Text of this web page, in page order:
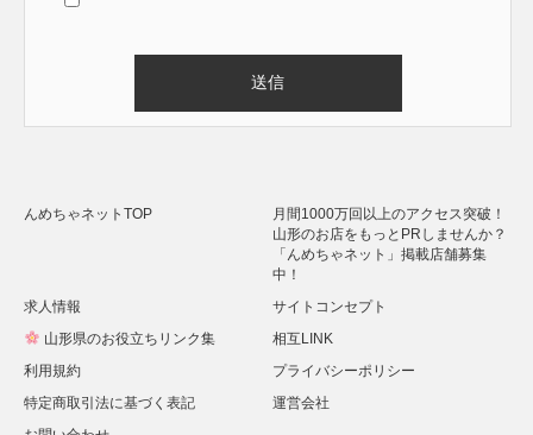
んめちゃネットTOP
月間1000万回以上のアクセス突破！
山形のお店をもっとPRしませんか？
「んめちゃネット」掲載店舗募集
中！
求人情報
サイトコンセプト
山形県のお役立ちリンク集
相互LINK
利用規約
プライバシーポリシー
特定商取引法に基づく表記
運営会社